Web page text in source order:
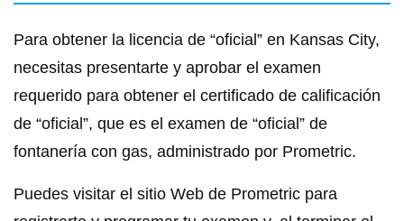
Para obtener la licencia de “oficial” en Kansas City,
necesitas presentarte y aprobar el examen
requerido para obtener el certificado de calificación
de “oficial”, que es el examen de “oficial” de
fontanería con gas, administrado por Prometric.
Puedes visitar el sitio Web de Prometric para